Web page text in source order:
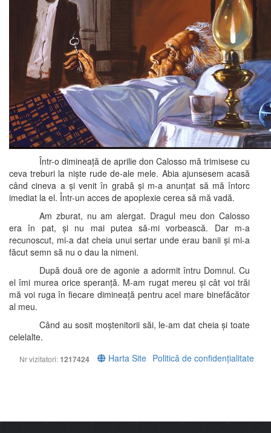
Într-o dimineață de aprilie don Calosso mă trimisese cu
ceva treburi la niște rude de-ale mele. Abia ajunsesem acasă
când cineva a și venit în grabă și m-a anunțat să mă întorc
imediat la el. Într-un acces de apoplexie cerea să mă vadă.
Am zburat, nu am alergat. Dragul meu don Calosso
era în pat, și nu mai putea să-mi vorbească. Dar m-a
recunoscut, mi-a dat cheia unui sertar unde erau banii și mi-a
făcut semn să nu o dau la nimeni.
După două ore de agonie a adormit întru Domnul. Cu
el îmi murea orice speranță. M-am rugat mereu și cât voi trăi
mă voi ruga în fiecare dimineață pentru acel mare binefăcător
al meu.
Când au sosit moștenitorii săi, le-am dat cheia și toate
celelalte.
Nr vizitatori: 1217424 Harta Site Politică de confidențialitate